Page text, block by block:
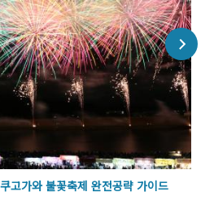
고가와 불꽃축제 완전공략 가이드